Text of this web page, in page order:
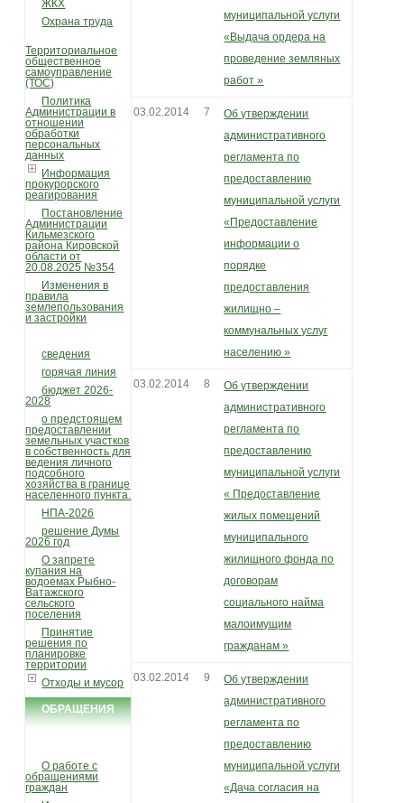
ЖКХ
Охрана труда
Территориальное
общественное
самоуправление
(ТОС)
Политика
Администрации в
отношении
обработки
персональных
данных
Информация
прокурорского
реагирования
Постановление
Администрации
Кильмезского
района Кировской
области от
20.08.2025 №354
Изменения в
правила
землепользования
и застройки
сведения
горячая линия
бюджет 2026-
2028
о предстоящем
предоставлении
земельных участков
в собственность для
ведения личного
подсобного
хозяйства в границе
населенного пункта.
НПА-2026
решение Думы
2026 год
О запрете
купания на
водоемах Рыбно-
Ватажского
сельского
поселения
Принятие
решения по
планировке
территории
Отходы и мусор
ОБРАЩЕНИЯ
О работе с
обращениями
граждан
муниципальной услуги
«Выдача ордера на
проведение земляных
работ »
03.02.2014 7
Об утверждении
административного
регламента по
предоставлению
муниципальной услуги
«Предоставление
информации о
порядке
предоставления
жилищно –
коммунальных услуг
населению »
03.02.2014 8
Об утверждении
административного
регламента по
предоставлению
муниципальной услуги
« Предоставление
жилых помещений
муниципального
жилищного фонда по
договорам
социального найма
малоимущим
гражданам »
03.02.2014 9
Об утверждении
административного
регламента по
предоставлению
муниципальной услуги
«Дача согласия на